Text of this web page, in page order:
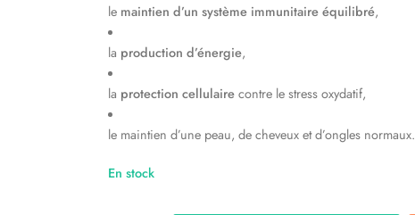
le maintien d’un système immunitaire équilibré,
la production d’énergie,
la protection cellulairecontre le stress oxydatif,
le maintien d’une peau, de cheveux et d’ongles normaux.
En stock